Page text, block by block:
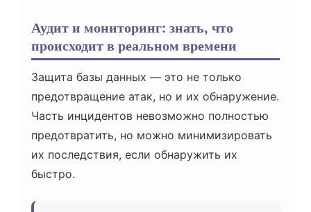
Аудит и мониторинг: знать, что
происходит в реальном времени
Защита базы данных — это не только
предотвращение атак, но и их обнаружение.
Часть инцидентов невозможно полностью
предотвратить, но можно минимизировать
их последствия, если обнаружить их
быстро.